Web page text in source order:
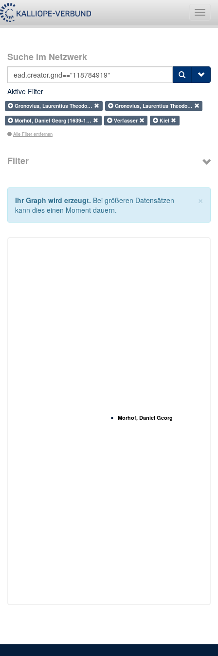
Suche im Netzwerk
Aktive Filter
Gronovius, Laurentius Theodo…
Gronovius, Laurentius Theodo…
Morhof, Daniel Georg (1639-1…
Verfasser Kiel
Alle Filter entfernen
Filter
×
Ihr Graph wird erzeugt. Bei größeren Datensätzen
kann dies einen Moment dauern.
Morhof, Daniel Georg